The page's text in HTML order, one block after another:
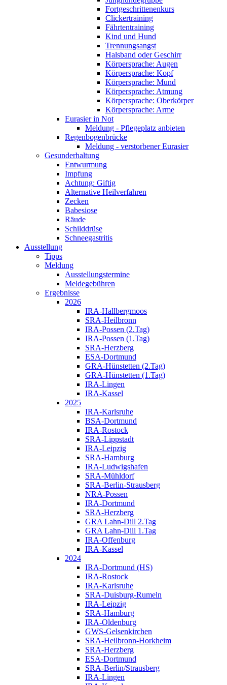
Fortgeschrittenenkurs
Clickertraining
Fährtentraining
Kind und Hund
Trennungsangst
Halsband oder Geschirr
Körpersprache: Augen
Körpersprache: Kopf
Körpersprache: Mund
Körpersprache: Atmung
Körpersprache: Oberkörper
Körpersprache: Arme
Eurasier in Not
Meldung - Pflegeplatz anbieten
Regenbogenbrücke
Meldung - verstorbener Eurasier
Gesunderhaltung
Entwurmung
Impfung
Achtung: Giftig
Alternative Heilverfahren
Zecken
Babesiose
Räude
Schilddrüse
Schneegastritis
Ausstellung
Tipps
Meldung
Ausstellungstermine
Meldegebühren
Ergebnisse
2026
IRA-Hallbergmoos
SRA-Heilbronn
IRA-Possen (2.Tag)
IRA-Possen (1.Tag)
SRA-Herzberg
ESA-Dortmund
GRA-Hünstetten (2.Tag)
GRA-Hünstetten (1.Tag)
IRA-Lingen
IRA-Kassel
2025
IRA-Karlsruhe
BSA-Dortmund
IRA-Rostock
SRA-Lippstadt
IRA-Leipzig
SRA-Hamburg
IRA-Ludwigshafen
SRA-Mühldorf
SRA-Berlin-Strausberg
NRA-Possen
IRA-Dortmund
SRA-Herzberg
GRA Lahn-Dill 2.Tag
GRA Lahn-Dill 1.Tag
IRA-Offenburg
IRA-Kassel
2024
IRA-Dortmund (HS)
IRA-Rostock
IRA-Karlsruhe
SRA-Duisburg-Rumeln
IRA-Leipzig
SRA-Hamburg
IRA-Oldenburg
GWS-Gelsenkirchen
SRA-Heilbronn-Horkheim
SRA-Herzberg
ESA-Dortmund
SRA-Berlin/Strausberg
IRA-Lingen